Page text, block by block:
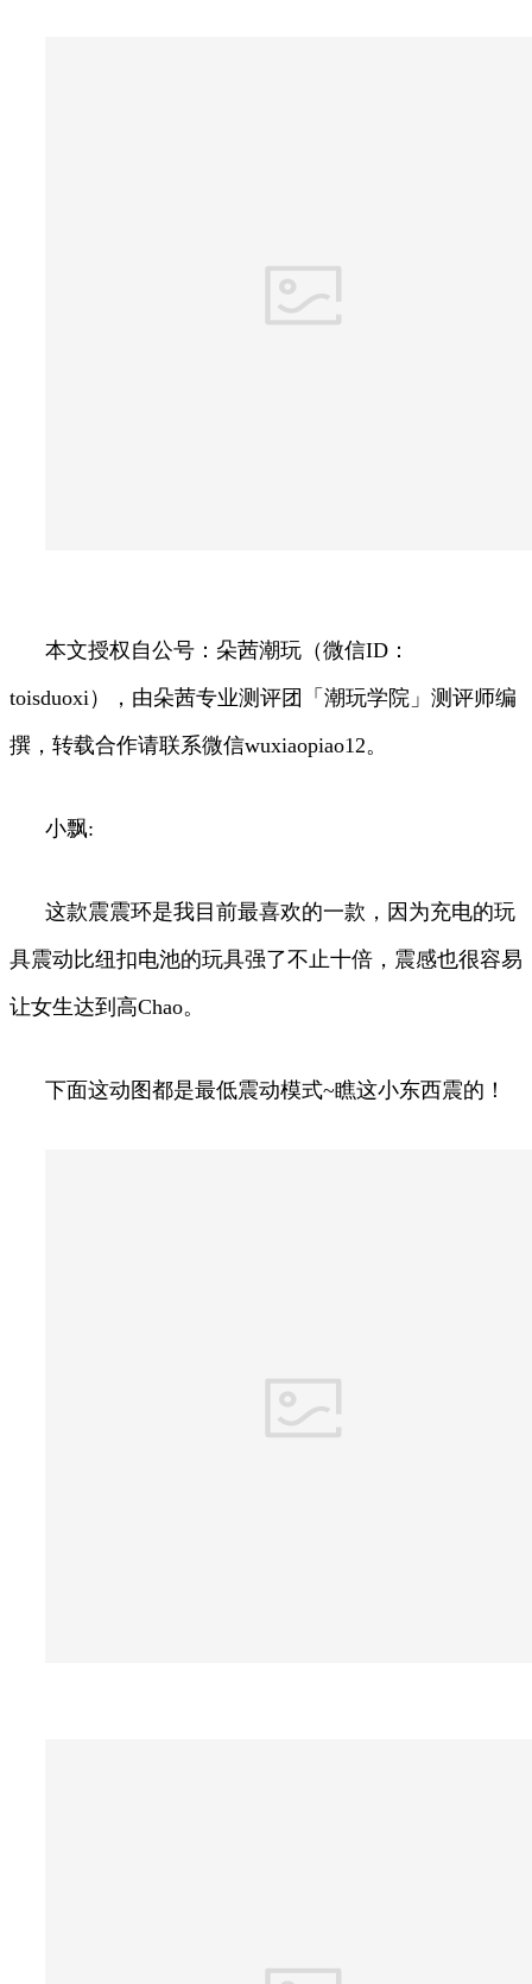
本文授权自公号：朵茜潮玩（微信ID：
toisduoxi），由朵茜专业测评团「潮玩学院」测评师编
撰，转载合作请联系微信wuxiaopiao12。
小飘:
这款震震环是我目前最喜欢的一款，因为充电的玩
具震动比纽扣电池的玩具强了不止十倍，震感也很容易
让女生达到高Chao。
下面这动图都是最低震动模式~瞧这小东西震的！